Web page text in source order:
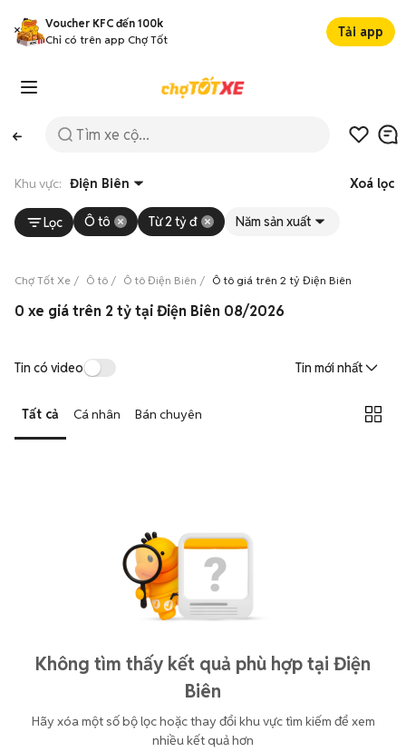
Voucher KFC đến 100k
Chỉ có trên app Chợ Tốt
Tải app
Khu vực: Điện Biên Xoá lọc
Lọc Ô tô Từ 2 tỷ đ Năm sản xuất
Chợ Tốt Xe Ô tô Ô tô Điện Biên Ô tô giá trên 2 tỷ Điện Biên
0 xe giá trên 2 tỷ tại Điện Biên 08/2026
Tin có video Tin mới nhất
Tất cả Cá nhân Bán chuyên
Không tìm thấy kết quả phù hợp tại Điện
Biên
Hãy xóa một số bộ lọc hoặc thay đổi khu vực tìm kiếm để xem
nhiều kết quả hơn